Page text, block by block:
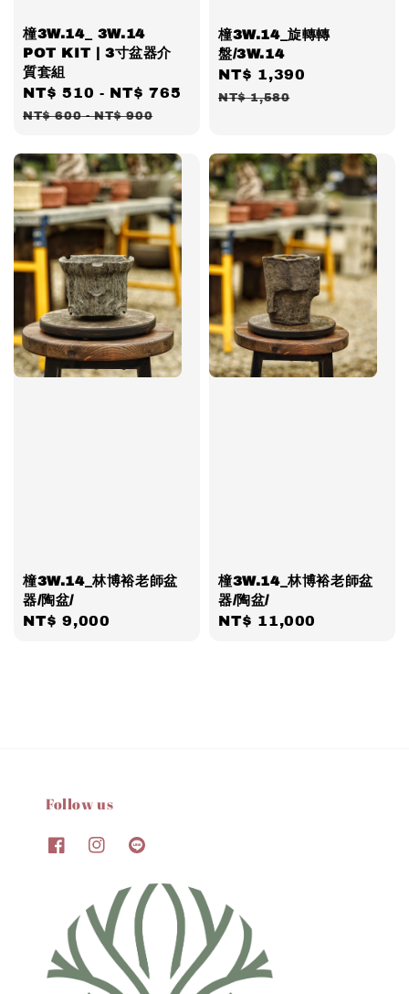
橦3W.14_ 3W.14
POT KIT | 3寸盆器介
質套組
Sale
price
NT$ 510 - NT$ 765
Regular
NT$ 600-NT$ 900
橦3W.14_旋轉轉
盤/3W.14
Sale
price
NT$ 1,390
NT$ 1,580
橦3W.14_林博裕老師盆
器/陶盆/
Regular
NT$ 9,000
橦3W.14_林博裕老師盆
器/陶盆/
Regular
NT$ 11,000
Follow us